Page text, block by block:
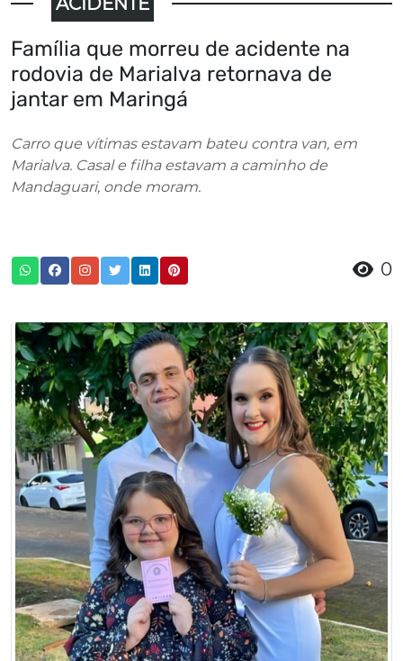
Família que morreu de acidente na
rodovia de Marialva retornava de
jantar em Maringá
Carro que vítimas estavam bateu contra van, em
Marialva. Casal e filha estavam a caminho de
Mandaguari, onde moram.
0